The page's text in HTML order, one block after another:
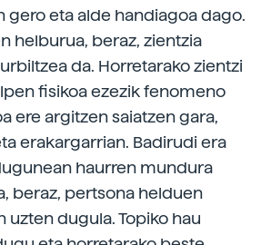
gero eta alde handiagoa dago.
helburua, beraz, zientzia
da. Horretarako zientzi
fisikoa ezezik fenomeno
ere argitzen saiatzen gara,
erakargarrian. Badirudi era
haurren mundura
beraz, pertsona helduen
uzten dugula. Topiko hau